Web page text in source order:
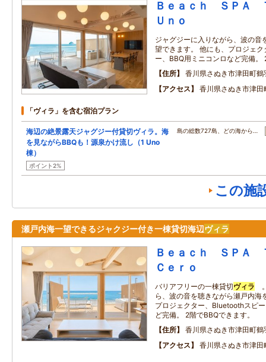
Ｂｅａｃｈ ＳＰ
Ｕｎｏ
ジャグジーに入りながら、波の音
望できます。 他にも、プロジェ
ー、BBQ用ミニコンロなど完備。
住所
香川県さぬき市津田町
アクセス
香川県さぬき市津
「ヴィラ」を含む宿泊プラン
海辺の絶景露天ジャグジー付貸切ヴィラ。海
を見ながらBBQも！源泉かけ流し（1 Uno
棟）
ポイント2%
島の総数727島、どの海から…
この施
瀬戸内海一望できるジャクジー付き一棟貸切海辺ヴィラ
Ｂｅａｃｈ ＳＰ
Ｃｅｒｏ
バリアフリーの一棟貸切ヴィラ
ら、波の音を聴きながら瀬戸内海
プロジェクター、Bluetoothスピ
ど完備。 2階でBBQできます。
住所
香川県さぬき市津田町
アクセス
香川県さぬき市津